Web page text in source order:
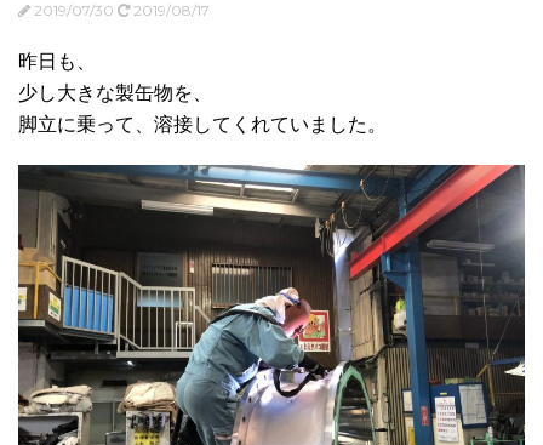
2019/07/30 2019/08/17
昨日も、
少し大きな製缶物を、
脚立に乗って、溶接してくれていました。